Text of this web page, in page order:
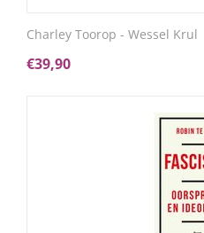
Charley Toorop - Wessel Krul
€39,90